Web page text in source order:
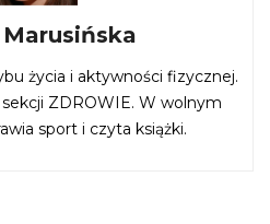
życia i aktywności fizycznej.
ZDROWIE. W wolnym
sport i czyta książki.